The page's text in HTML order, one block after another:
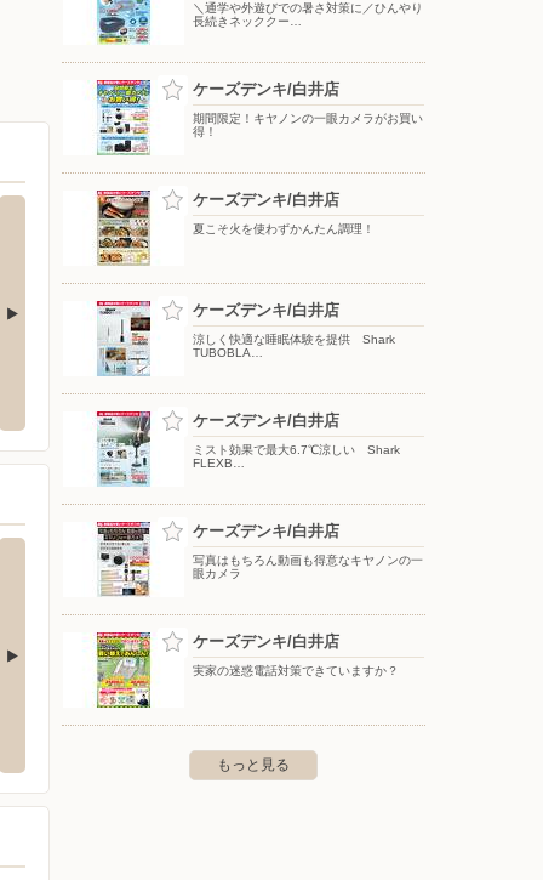
オ/モラージュ柏店
台2-3 〒000-0000
店
4
＼通学や外遊びでの暑さ対策に／ひんやり
長続きネッククー…
ケーズデンキ/白井店
期間限定！キヤノンの一眼カメラがお買い
得！
ケーズデンキ/白井店
夏こそ火を使わずかんたん調理！
ケーズデンキ/白井店
涼しく快適な睡眠体験を提供 Shark
TUBOBLA…
ケーズデンキ/白井店
ミスト効果で最大6.7℃涼しい Shark
FLEXB…
ケーズデンキ/白井店
写真はもちろん動画も得意なキヤノンの一
眼カメラ
ケーズデンキ/白井店
実家の迷惑電話対策できていますか？
もっと見る